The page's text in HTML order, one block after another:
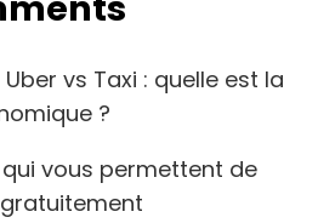
Uber vs Taxi : quelle est la
?
qui vous permettent de